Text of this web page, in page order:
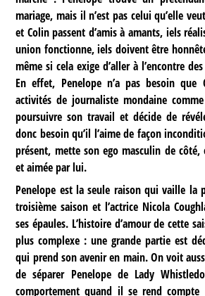
mariage, mais il n’est pas celui qu’elle
et Colin passent d’amis à amants, iels
union fonctionne, iels doivent être
même si cela exige d’aller à l’encontre
En effet, Penelope n’a pas besoin que
activités de journaliste mondaine
poursuivre son travail et décide de
donc besoin qu’il l’aime de façon
présent, mette son ego masculin de côté,
et aimée par lui.
Penelope est la seule raison qui vaille la
troisième saison et l’actrice Nicola
ses épaules. L’histoire d’amour de cette
plus complexe : une grande partie est
qui prend son avenir en main. On voit
de séparer Penelope de Lady
comportement quand il se rend compte